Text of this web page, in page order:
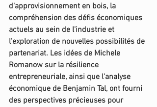
d'approvisionnement en bois, la
compréhension des défis économiques
actuels au sein de l'industrie et
l'exploration de nouvelles possibilités de
partenariat. Les idées de Michele
Romanow sur la résilience
entrepreneuriale, ainsi que l'analyse
économique de Benjamin Tal, ont fourni
des perspectives précieuses pour